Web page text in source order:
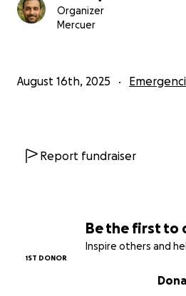
Be the first to
Inspire others and
1ST DONOR
Organizer
Mercuer
August 16th, 2025
Report fundraiser